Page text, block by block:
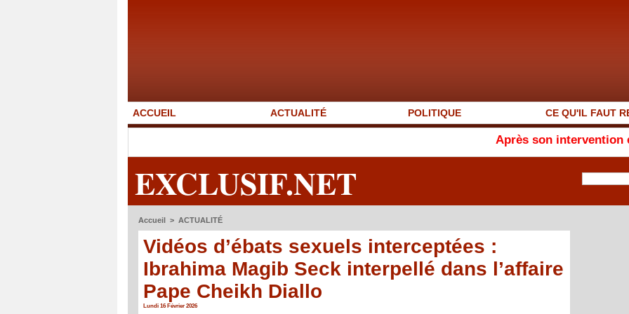
ACCUEIL ACTUALITÉ POLITIQUE CE QU'IL FAUT
Après son intervention en français,
EXCLUSIF.NET
Accueil > ACTUALITÉ
Vidéos d’ébats sexuels interceptées :
Ibrahima Magib Seck interpellé dans l’affaire
Pape Cheikh Diallo
Lundi 16 Février 2026